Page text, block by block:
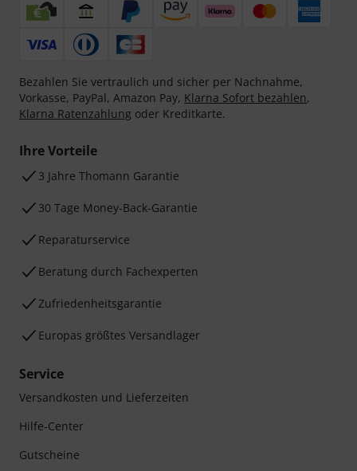
Bezahlen Sie vertraulich und sicher per Nachnahme,
Vorkasse, PayPal, Amazon Pay, Klarna Sofort bezahlen,
Klarna Ratenzahlung oder Kreditkarte.
Ihre Vorteile
3 Jahre Thomann Garantie
30 Tage Money-Back-Garantie
Reparaturservice
Beratung durch Fachexperten
Zufriedenheitsgarantie
Europas größtes Versandlager
Service
Versandkosten und Lieferzeiten
Hilfe-Center
Gutscheine